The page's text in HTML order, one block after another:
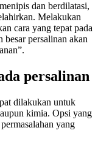
dan berdilatasi,
Melakukan
cara yang tepat pada
persalinan akan
persalinan
dilakukan untuk
kimia. Opsi yang
yang